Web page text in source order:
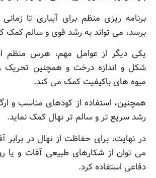
برنامه ریزی منظم برای آبیاری تا
برسد، می تواند به رشد قوی و سالم کمک
یکی دیگر از عوامل مهم، هرس
شکل و اندازه درخت و همچنین تحریک
میوه های باکیفیت کمک می کند.
همچنین، استفاده از کودهای مناسب و
رشد سریع تر و سالم تر نهال کمک نماید.
در نهایت، برای حفاظت از نهال در برابر
می توان از شکارهای طبیعی آفات و یا
دفاعی استفاده کرد.